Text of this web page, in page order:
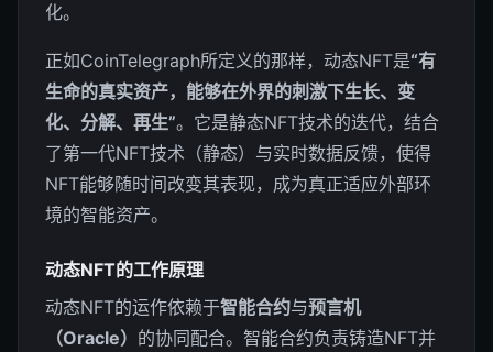
化。
正如CoinTelegraph所定义的那样，动态NFT是“有
生命的真实资产，能够在外界的刺激下生长、变
化、分解、再生”。它是静态NFT技术的迭代，结合
了第一代NFT技术（静态）与实时数据反馈，使得
NFT能够随时间改变其表现，成为真正适应外部环
境的智能资产。
动态NFT的工作原理
动态NFT的运作依赖于智能合约与预言机
（Oracle） 的协同配合。智能合约负责铸造NFT并